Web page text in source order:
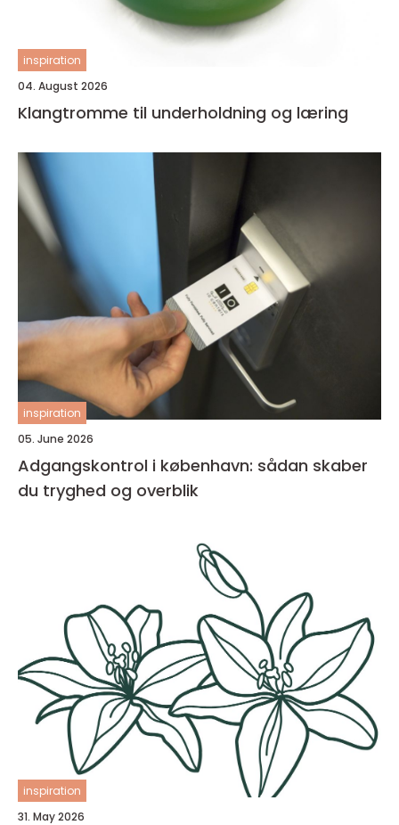
inspiration
04. August 2026
Klangtromme til underholdning og læring
inspiration
05. June 2026
Adgangskontrol i københavn: sådan skaber
du tryghed og overblik
inspiration
31. May 2026